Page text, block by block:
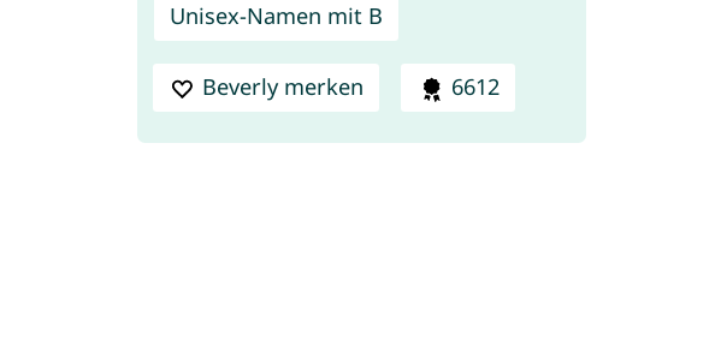
Unisex-Namen mit B
Beverly merken 6612